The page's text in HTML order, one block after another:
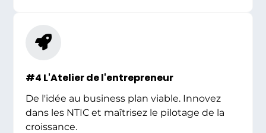
#4 L'Atelier de l'entrepreneur
De l'idée au business plan viable. Innovez
dans les NTIC et maîtrisez le pilotage de la
croissance.